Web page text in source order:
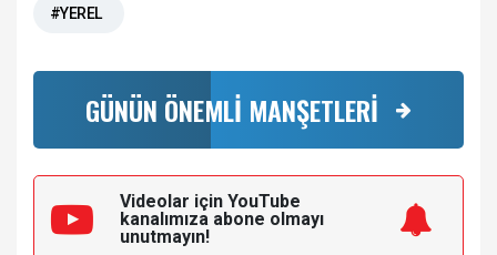
#YEREL
GÜNÜN ÖNEMLİ MANŞETLERİ
Videolar için YouTube
kanalımıza abone olmayı
unutmayın!